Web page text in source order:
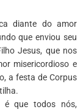
diante do amor
que enviou seu
Jesus, que nos
misericordioso e
a festa de Corpus
é que todos nós,